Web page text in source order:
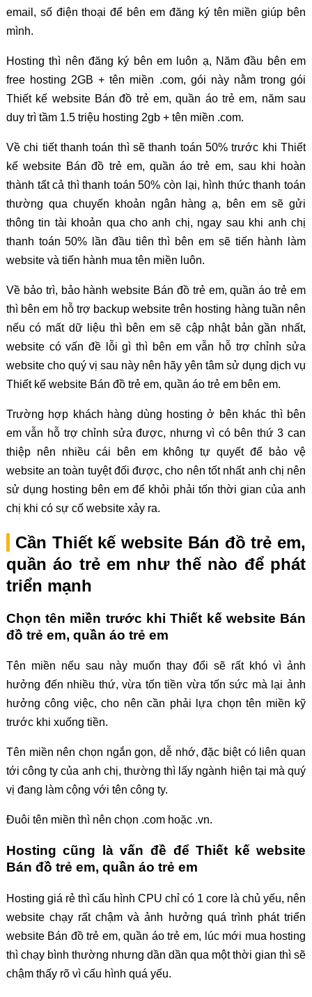
email, số điện thoại để bên em đăng ký tên miền giúp bên
mình.
Hosting thì nên đăng ký bên em luôn ạ, Năm đầu bên em
free hosting 2GB + tên miền .com, gói này nằm trong gói
Thiết kế website Bán đồ trẻ em, quần áo trẻ em, năm sau
duy trì tầm 1.5 triệu hosting 2gb + tên miền .com.
Về chi tiết thanh toán thì sẽ thanh toán 50% trước khi Thiết
kế website Bán đồ trẻ em, quần áo trẻ em, sau khi hoàn
thành tất cả thì thanh toán 50% còn lại, hình thức thanh toán
thường qua chuyển khoản ngân hàng ạ, bên em sẽ gửi
thông tin tài khoản qua cho anh chị, ngay sau khi anh chị
thanh toán 50% lần đầu tiên thì bên em sẽ tiến hành làm
website và tiến hành mua tên miền luôn.
Về bảo trì, bảo hành website Bán đồ trẻ em, quần áo trẻ em
thì bên em hỗ trợ backup website trên hosting hàng tuần nên
nếu có mất dữ liệu thì bên em sẽ cập nhật bản gần nhất,
website có vấn đề lỗi gì thì bên em vẫn hỗ trợ chỉnh sửa
website cho quý vị sau này nên hãy yên tâm sử dụng dịch vụ
Thiết kế website Bán đồ trẻ em, quần áo trẻ em bên em.
Trường hợp khách hàng dùng hosting ở bên khác thì bên
em vẫn hỗ trợ chỉnh sửa được, nhưng vì có bên thứ 3 can
thiệp nên nhiều cái bên em không tự quyết để bảo vệ
website an toàn tuyệt đối được, cho nên tốt nhất anh chị nên
sử dụng hosting bên em để khỏi phải tốn thời gian của anh
chị khi có sự cố website xảy ra.
Cần Thiết kế website Bán đồ trẻ em,
quần áo trẻ em như thế nào để phát
triển mạnh
Chọn tên miền trước khi Thiết kế website Bán
đồ trẻ em, quần áo trẻ em
Tên miền nếu sau này muốn thay đổi sẽ rất khó vì ảnh
hưởng đến nhiều thứ, vừa tốn tiền vừa tốn sức mà lại ảnh
hưởng công việc, cho nên cần phải lựa chọn tên miền kỹ
trước khi xuống tiền.
Tên miền nên chọn ngắn gọn, dễ nhớ, đặc biệt có liên quan
tới công ty của anh chị, thường thì lấy ngành hiện tại mà quý
vị đang làm cộng với tên công ty.
Đuôi tên miền thì nên chọn .com hoặc .vn.
Hosting cũng là vấn đề để Thiết kế website
Bán đồ trẻ em, quần áo trẻ em
Hosting giá rẻ thì cấu hình CPU chỉ có 1 core là chủ yếu, nên
website chạy rất chậm và ảnh hưởng quá trình phát triển
website Bán đồ trẻ em, quần áo trẻ em, lúc mới mua hosting
thì chạy bình thường nhưng dần dần qua một thời gian thì sẽ
chậm thấy rõ vì cấu hình quá yếu.